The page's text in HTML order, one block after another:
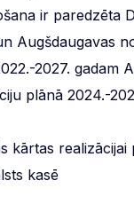
ir paredzēta
Augšdaugavas
2027. gadam
plānā 2024.-
kārtas realizācijai
kasē